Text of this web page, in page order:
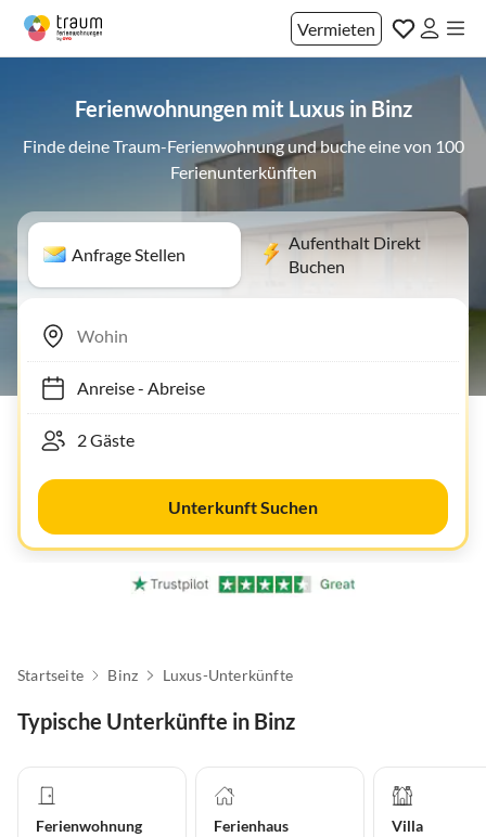
Vermieten
Ferienwohnungen mit Luxus in Binz
Finde deine Traum-Ferienwohnung und buche eine von 100
Ferienunterkünften
Anfrage Stellen
Aufenthalt Direkt
Buchen
Anreise- Abreise
Unterkunft Suchen
Startseite Binz Luxus-Unterkünfte
Typische Unterkünfte in Binz
Ferienwohnung Ferienhaus Villa